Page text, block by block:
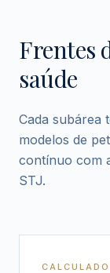
Frentes
saúde
Cada subárea
modelos de
contínuo com
STJ.